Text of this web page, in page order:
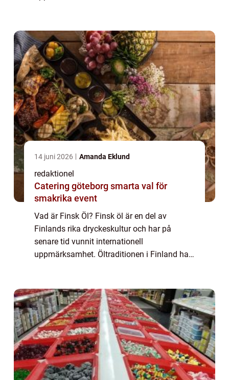
typer av f...
14 juni 2026 Amanda Eklund
redaktionel
Catering göteborg smarta val för
smakrika event
Vad är Finsk Öl? Finsk öl är en del av
Finlands rika dryckeskultur och har på
senare tid vunnit internationell
uppmärksamhet. Öltraditionen i Finland har
typer av f...